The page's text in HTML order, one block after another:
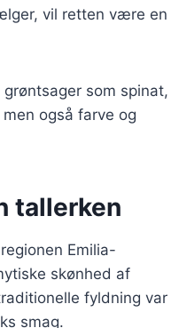
vil retten være en
som spinat,
også farve og
tallerken
Emilia-
skønhed af
fyldning var
smag.